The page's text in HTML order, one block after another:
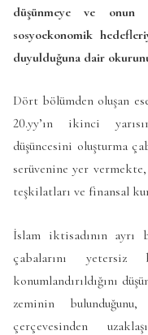
düşünmeye ve onun
sosyoekonomik
duyulduğuna dair
Dört bölümden oluşan
20.yy’ın ikinci
düşüncesini oluşturma
serüvenine yer
teşkilatları ve finansal
İslam iktisadının
çabalarını
konumlandırıldığını
zeminin
çerçevesinden